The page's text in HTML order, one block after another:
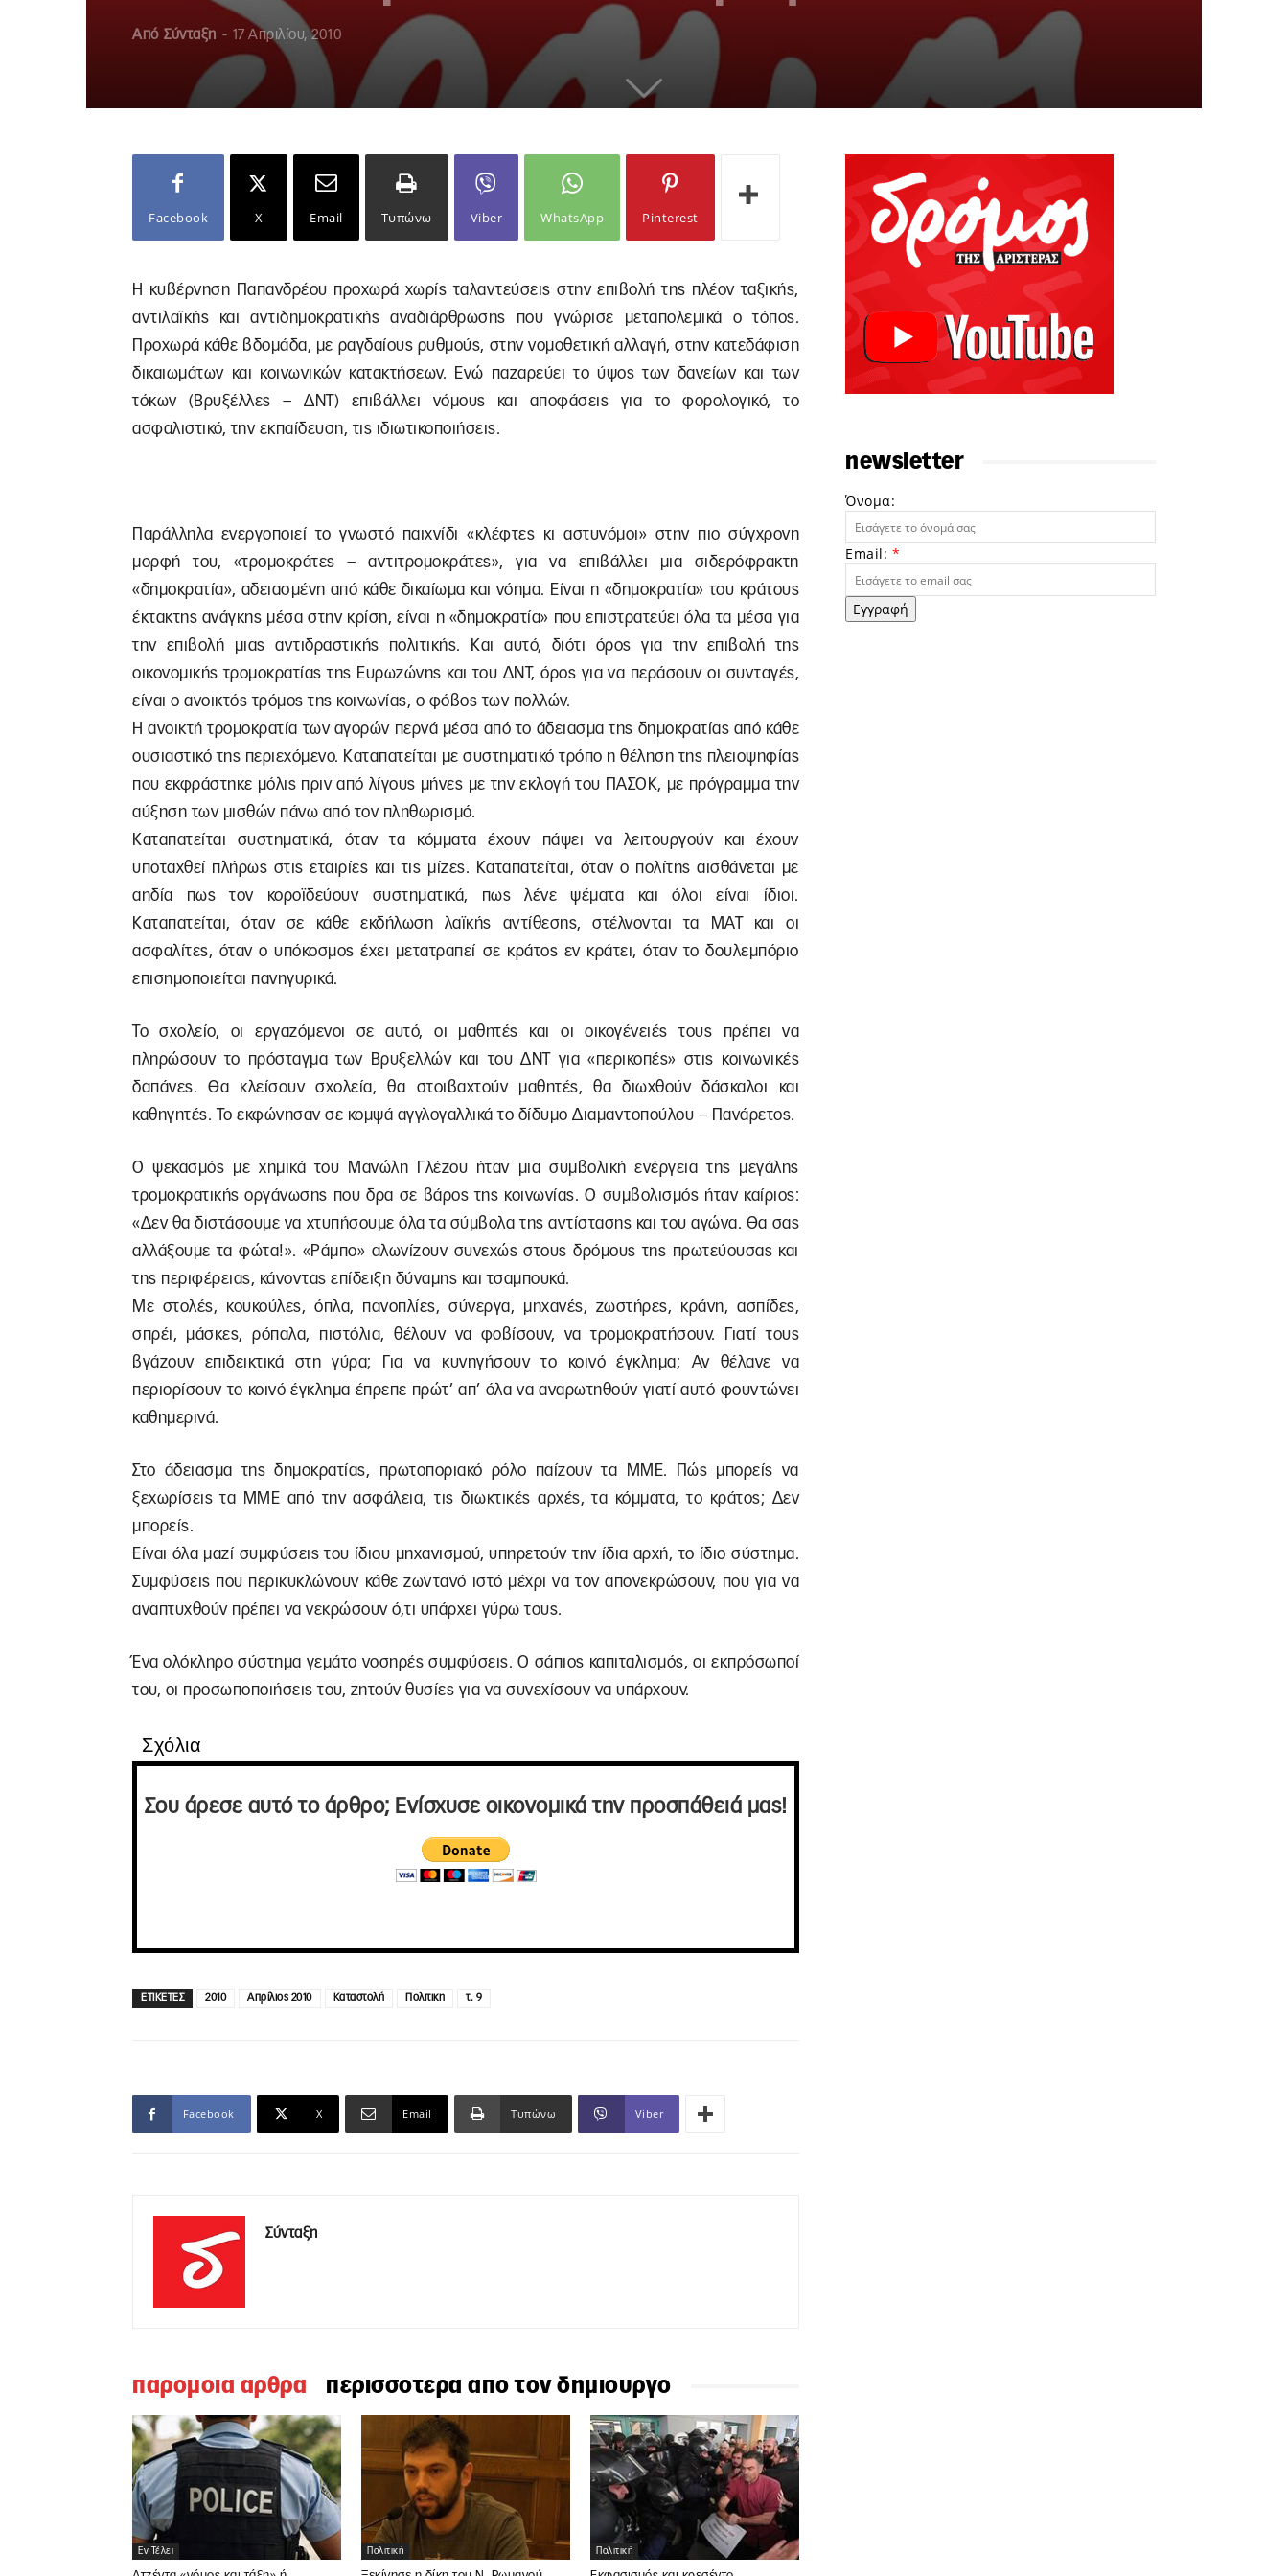
Από Σύνταξη - 17 Απριλίου, 2010
Facebook X Email Τυπώνω Viber WhatsApp Pinterest
H κυβέρνηση Παπανδρέου προχωρά χωρίς ταλαντεύσεις στην επιβολή της πλέον ταξικής,
αντιλαϊκής και αντιδημοκρατικής αναδιάρθρωσης που γνώρισε μεταπολεμικά ο τόπος.
Προχωρά κάθε βδομάδα, με ραγδαίους ρυθμούς, στην νομοθετική αλλαγή, στην κατεδάφιση
δικαιωμάτων και κοινωνικών κατακτήσεων. Ενώ παζαρεύει το ύψος των δανείων και των
τόκων (Βρυξέλλες – ΔΝΤ) επιβάλλει νόμους και αποφάσεις για το φορολογικό, το
ασφαλιστικό, την εκπαίδευση, τις ιδιωτικοποιήσεις.
Παράλληλα ενεργοποιεί το γνωστό παιχνίδι «κλέφτες κι αστυνόμοι» στην πιο σύγχρονη
μορφή του, «τρομοκράτες – αντιτρομοκράτες», για να επιβάλλει μια σιδερόφρακτη
«δημοκρατία», αδειασμένη από κάθε δικαίωμα και νόημα. Είναι η «δημοκρατία» του κράτους
έκτακτης ανάγκης μέσα στην κρίση, είναι η «δημοκρατία» που επιστρατεύει όλα τα μέσα για
την επιβολή μιας αντιδραστικής πολιτικής. Και αυτό, διότι όρος για την επιβολή της
οικονομικής τρομοκρατίας της Ευρωζώνης και του ΔΝΤ, όρος για να περάσουν οι συνταγές,
είναι ο ανοικτός τρόμος της κοινωνίας, ο φόβος των πολλών.
Η ανοικτή τρομοκρατία των αγορών περνά μέσα από το άδειασμα της δημοκρατίας από κάθε
ουσιαστικό της περιεχόμενο. Καταπατείται με συστηματικό τρόπο η θέληση της πλειοψηφίας
που εκφράστηκε μόλις πριν από λίγους μήνες με την εκλογή του ΠΑΣΟΚ, με πρόγραμμα την
αύξηση των μισθών πάνω από τον πληθωρισμό.
Καταπατείται συστηματικά, όταν τα κόμματα έχουν πάψει να λειτουργούν και έχουν
υποταχθεί πλήρως στις εταιρίες και τις μίζες. Καταπατείται, όταν ο πολίτης αισθάνεται με
αηδία πως τον κοροϊδεύουν συστηματικά, πως λένε ψέματα και όλοι είναι ίδιοι.
Καταπατείται, όταν σε κάθε εκδήλωση λαϊκής αντίθεσης, στέλνονται τα ΜΑΤ και οι
ασφαλίτες, όταν ο υπόκοσμος έχει μετατραπεί σε κράτος εν κράτει, όταν το δουλεμπόριο
επισημοποιείται πανηγυρικά.
Το σχολείο, οι εργαζόμενοι σε αυτό, οι μαθητές και οι οικογένειές τους πρέπει να
πληρώσουν το πρόσταγμα των Βρυξελλών και του ΔΝΤ για «περικοπές» στις κοινωνικές
δαπάνες. Θα κλείσουν σχολεία, θα στοιβαχτούν μαθητές, θα διωχθούν δάσκαλοι και
καθηγητές. Το εκφώνησαν σε κομψά αγγλογαλλικά το δίδυμο Διαμαντοπούλου – Πανάρετος.
Ο ψεκασμός με χημικά του Μανώλη Γλέζου ήταν μια συμβολική ενέργεια της μεγάλης
τρομοκρατικής οργάνωσης που δρα σε βάρος της κοινωνίας. Ο συμβολισμός ήταν καίριος:
«Δεν θα διστάσουμε να χτυπήσουμε όλα τα σύμβολα της αντίστασης και του αγώνα. Θα σας
αλλάξουμε τα φώτα!». «Ράμπο» αλωνίζουν συνεχώς στους δρόμους της πρωτεύουσας και
της περιφέρειας, κάνοντας επίδειξη δύναμης και τσαμπουκά.
Με στολές, κουκούλες, όπλα, πανοπλίες, σύνεργα, μηχανές, ζωστήρες, κράνη, ασπίδες,
σπρέι, μάσκες, ρόπαλα, πιστόλια, θέλουν να φοβίσουν, να τρομοκρατήσουν. Γιατί τους
βγάζουν επιδεικτικά στη γύρα; Για να κυνηγήσουν το κοινό έγκλημα; Αν θέλανε να
περιορίσουν το κοινό έγκλημα έπρεπε πρώτ’ απ’ όλα να αναρωτηθούν γιατί αυτό φουντώνει
καθημερινά.
Στο άδειασμα της δημοκρατίας, πρωτοποριακό ρόλο παίζουν τα ΜΜΕ. Πώς μπορείς να
ξεχωρίσεις τα ΜΜΕ από την ασφάλεια, τις διωκτικές αρχές, τα κόμματα, το κράτος; Δεν
μπορείς.
Είναι όλα μαζί συμφύσεις του ίδιου μηχανισμού, υπηρετούν την ίδια αρχή, το ίδιο σύστημα.
Συμφύσεις που περικυκλώνουν κάθε ζωντανό ιστό μέχρι να τον απονεκρώσουν, που για να
αναπτυχθούν πρέπει να νεκρώσουν ό,τι υπάρχει γύρω τους.
Ένα ολόκληρο σύστημα γεμάτο νοσηρές συμφύσεις. Ο σάπιος καπιταλισμός, οι εκπρόσωποί
του, οι προσωποποιήσεις του, ζητούν θυσίες για να συνεχίσουν να υπάρχουν.
Σχόλια
Σου άρεσε αυτό το άρθρο; Ενίσχυσε οικονομικά την προσπάθειά μας!
ΕΤΙΚΕΤΕΣ 2010 Απρίλιος 2010 Καταστολή Πολιτικη τ. 9
Facebook X Email Τυπώνω Viber
Σύνταξη
παρομοια αρθρα περισσοτερα απο τον δημιουργο
Εν Τέλει Πολιτική Πολιτική
newsletter
Όνομα:
Email: *
Εγγραφή